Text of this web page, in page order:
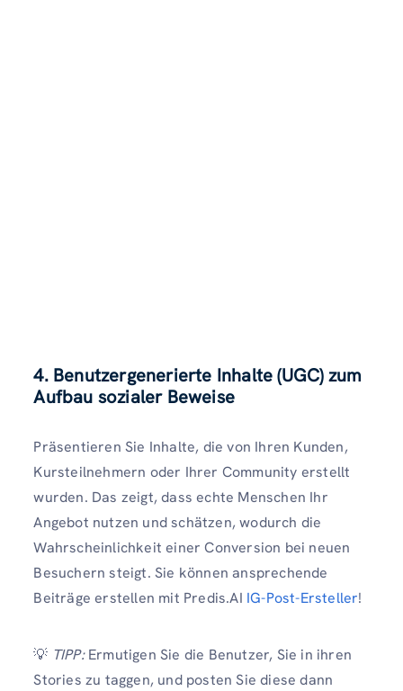
4. Benutzergenerierte Inhalte (UGC) zum
Aufbau sozialer Beweise
Präsentieren Sie Inhalte, die von Ihren Kunden,
Kursteilnehmern oder Ihrer Community erstellt
wurden. Das zeigt, dass echte Menschen Ihr
Angebot nutzen und schätzen, wodurch die
Wahrscheinlichkeit einer Conversion bei neuen
Besuchern steigt. Sie können ansprechende
Beiträge erstellen mit Predis.AI IG-Post-Ersteller!
💡 TIPP:Ermutigen Sie die Benutzer, Sie in ihren
Stories zu taggen, und posten Sie diese dann